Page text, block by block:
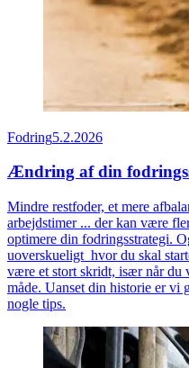
Fodring5.2.2026
Ændring af din
Mindre restfoder, et mere
arbejdstimer ... der kan være
optimere din fodringsstrategi.
uoverskueligt hvor du skal
være et stort skridt, især når du
måde. Uanset din historie er vi
nogle tips.